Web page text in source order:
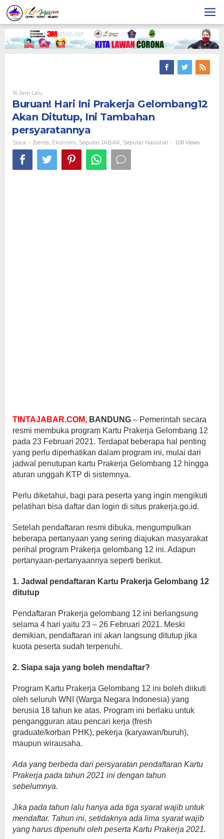
Skip
to
content
16 Jam Lalu
Sisca
Buruan! Hari Ini Prakerja Gelombang12
Akan Ditutup, Ini Tambahan
persyaratannya
Sisca - Berita Ekonomi Seputar JABAR Seputar Nasional - 108 Views
TINTAJABAR.COM, BANDUNG – Pemerintah secara
resmi membuka program Kartu Prakerja Gelombang 12
pada 23 Februari 2021. Terdapat beberapa hal penting
yang perlu diperhatikan dalam program ini, mulai dari
jadwal penutupan kartu Prakerja Gelombang 12 hingga
aturan unggah KTP di sistemnya.
Perlu diketahui, bagi para peserta yang ingin mengikuti
pelatihan bisa daftar dan login di situs prakerja.go.id.
Setelah pendaftaran resmi dibuka, mengumpulkan
beberapa pertanyaan yang sering diajukan masyarakat
perihal program Prakerja gelombang 12 ini. Adapun
pertanyaan-pertanyaannya seperti berikut.
1. Jadwal pendaftaran Kartu Prakerja Gelombang 12
ditutup
Pendaftaran Prakerja gelombang 12 ini berlangsung
selama 4 hari yaitu 23 – 26 Februari 2021. Meski
demikian, pendaftaran ini akan langsung ditutup jika
kuota peserta sudah terpenuhi.
2. Siapa saja yang boleh mendaftar?
Program Kartu Prakerja Gelombang 12 ini boleh diikuti
oleh seluruh WNI (Warga Negara Indonesia) yang
berusia 18 tahun ke atas. Program ini berlaku untuk
pengangguran atau pencari kerja (fresh
graduate/korban PHK), pekerja (karyawan/buruh),
maupun wirausaha.
Ada yang berbeda dari persyaratan pendaftaran Kartu
Prakerja pada tahun 2021 ini dengan tahun
sebelumnya.
Jika pada tahun lalu hanya ada tiga syarat wajib untuk
mendaftar. Tahun ini, setidaknya ada lima syarat wajib
yang harus dipenuhi oleh peserta Kartu Prakerja 2021.